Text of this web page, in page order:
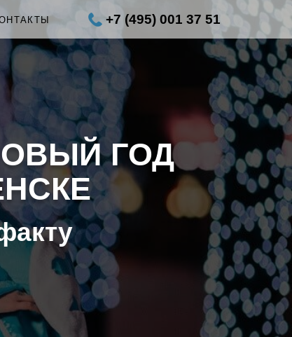
+7 (495) 001 37 51
ГОД